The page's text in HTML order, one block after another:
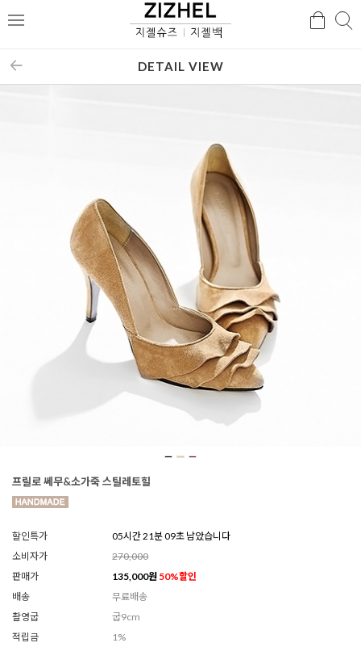
메
검
DETAIL VIEW
프릴로 쎄무&소가죽 스틸레토힐
할인특가
05시간 21분 07초 남았습니다
소비자가
270,000
판매가
135,000원 50%할인
배송
무료배송
촬영굽
굽9cm
적립금
1%